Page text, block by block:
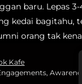
baru. Lepas
kedai bagitahu,
orang tak
Kafe